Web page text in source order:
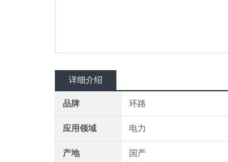
详细介绍
品牌 环路
应用领域 电力
产地 国产